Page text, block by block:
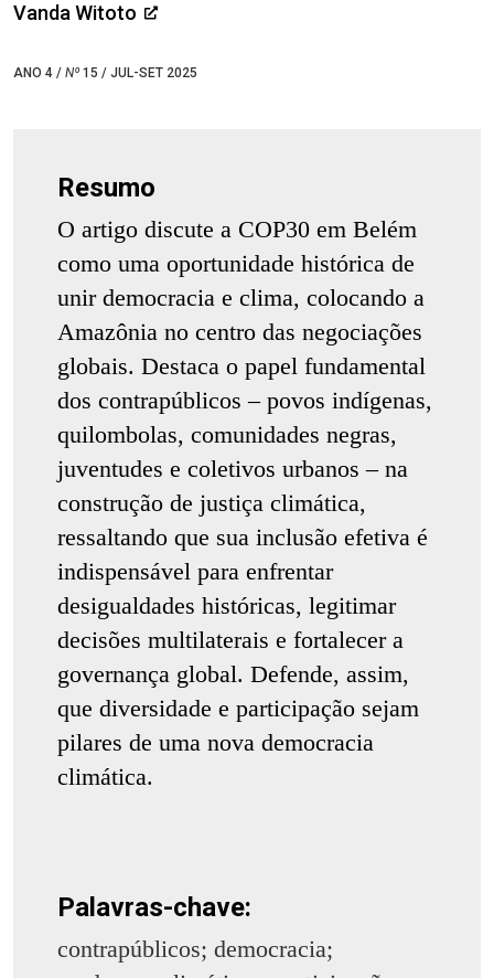
Vanda Witoto
ANO 4 / Nº 15 / JUL-SET 2025
Resumo
O artigo discute a COP30 em Belém
como uma oportunidade histórica de
unir democracia e clima, colocando a
Amazônia no centro das negociações
globais. Destaca o papel fundamental
dos contrapúblicos – povos indígenas,
quilombolas, comunidades negras,
juventudes e coletivos urbanos – na
construção de justiça climática,
ressaltando que sua inclusão efetiva é
indispensável para enfrentar
desigualdades históricas, legitimar
decisões multilaterais e fortalecer a
governança global. Defende, assim,
que diversidade e participação sejam
pilares de uma nova democracia
climática.
Palavras-chave:
contrapúblicos; democracia;